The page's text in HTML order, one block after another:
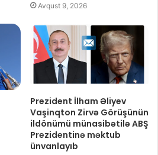
Avqust 9, 2026
Prezident İlham Əliyev
Vaşinqton Zirvə Görüşünün
ildönümü münasibətilə ABŞ
Prezidentinə məktub
ünvanlayıb